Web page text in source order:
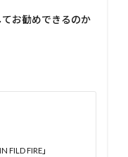
お勧めできるのか
FILD FIRE」